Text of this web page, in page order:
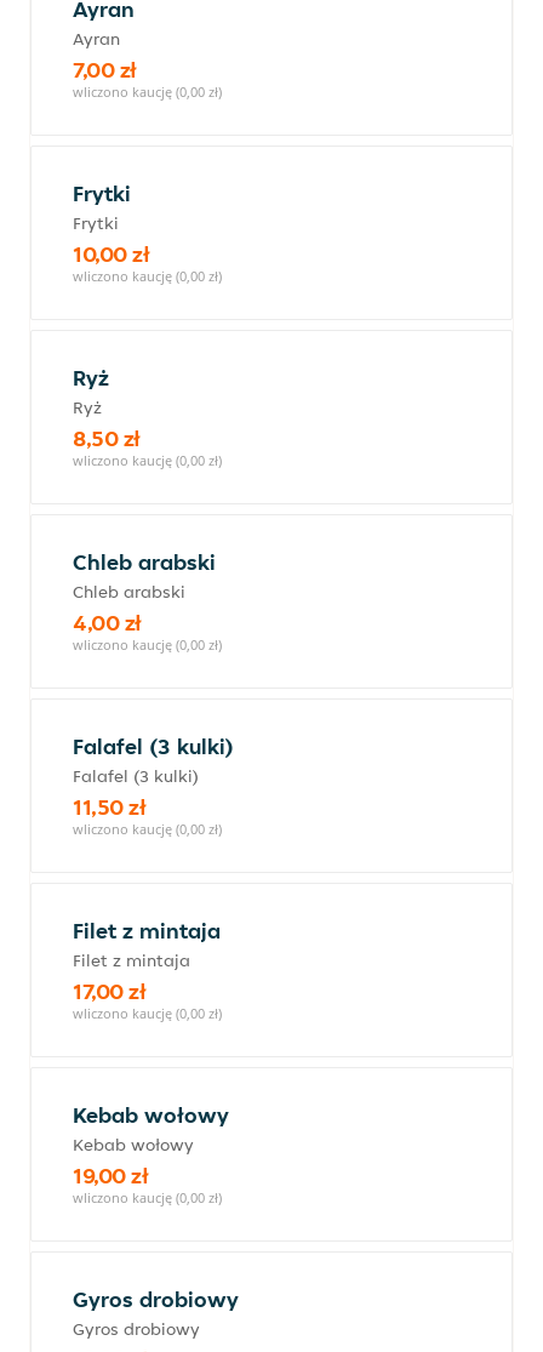
Ayran
Ayran
7,00 zł
wliczono kaucję (0,00 zł)
Frytki
Frytki
10,00 zł
wliczono kaucję (0,00 zł)
Ryż
Ryż
8,50 zł
wliczono kaucję (0,00 zł)
Chleb arabski
Chleb arabski
4,00 zł
wliczono kaucję (0,00 zł)
Falafel (3 kulki)
Falafel (3 kulki)
11,50 zł
wliczono kaucję (0,00 zł)
Filet z mintaja
Filet z mintaja
17,00 zł
wliczono kaucję (0,00 zł)
Kebab wołowy
Kebab wołowy
19,00 zł
wliczono kaucję (0,00 zł)
Gyros drobiowy
Gyros drobiowy